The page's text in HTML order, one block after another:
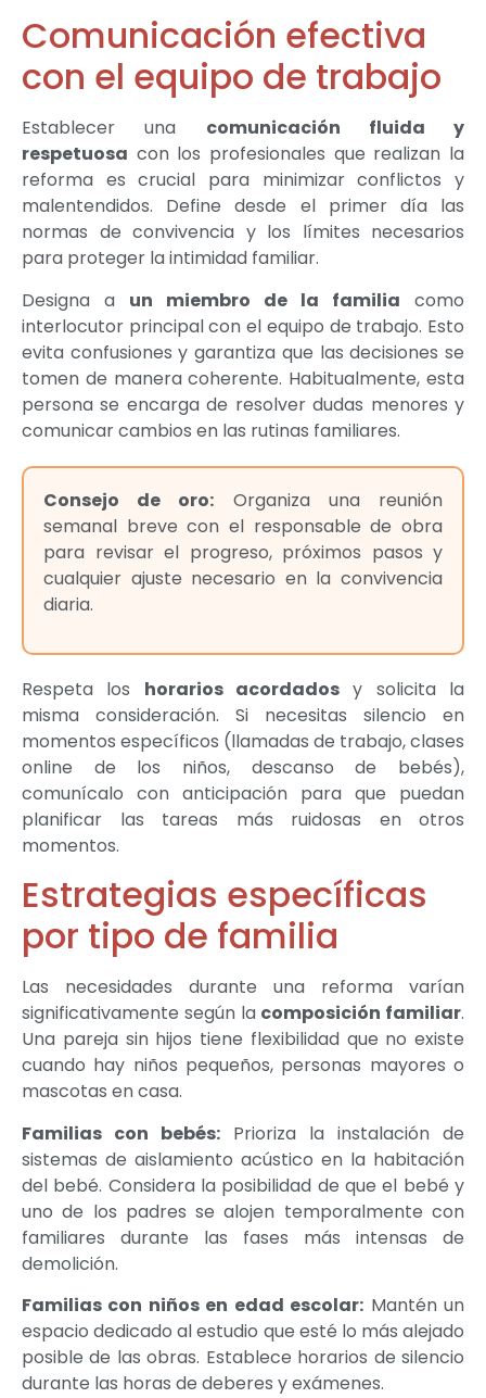
Comunicación efectiva
con el equipo de trabajo
Establecer una comunicación fluida y
respetuosa con los profesionales que realizan la
reforma es crucial para minimizar conflictos y
malentendidos. Define desde el primer día las
normas de convivencia y los límites necesarios
para proteger la intimidad familiar.
Designa a un miembro de la familia como
interlocutor principal con el equipo de trabajo. Esto
evita confusiones y garantiza que las decisiones se
tomen de manera coherente. Habitualmente, esta
persona se encarga de resolver dudas menores y
comunicar cambios en las rutinas familiares.
Consejo de oro: Organiza una reunión
semanal breve con el responsable de obra
para revisar el progreso, próximos pasos y
cualquier ajuste necesario en la convivencia
diaria.
Respeta los horarios acordados y solicita la
misma consideración. Si necesitas silencio en
momentos específicos (llamadas de trabajo, clases
online de los niños, descanso de bebés),
comunícalo con anticipación para que puedan
planificar las tareas más ruidosas en otros
momentos.
Estrategias específicas
por tipo de familia
Las necesidades durante una reforma varían
significativamente según la composición familiar.
Una pareja sin hijos tiene flexibilidad que no existe
cuando hay niños pequeños, personas mayores o
mascotas en casa.
Familias con bebés: Prioriza la instalación de
sistemas de aislamiento acústico en la habitación
del bebé. Considera la posibilidad de que el bebé y
uno de los padres se alojen temporalmente con
familiares durante las fases más intensas de
demolición.
Familias con niños en edad escolar: Mantén un
espacio dedicado al estudio que esté lo más alejado
posible de las obras. Establece horarios de silencio
durante las horas de deberes y exámenes.